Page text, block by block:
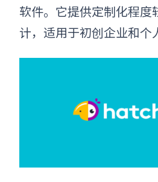
软件。它提供定制化程度
计，适用于初创企业和个